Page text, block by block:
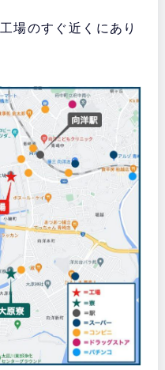
場のすぐ近くにあり